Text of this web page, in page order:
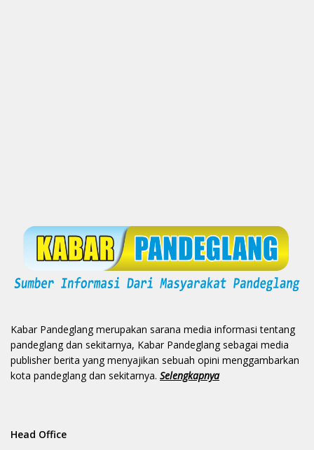
Kabar Pandeglang merupakan sarana media informasi tentang
pandeglang dan sekitarnya, Kabar Pandeglang sebagai media
publisher berita yang menyajikan sebuah opini menggambarkan
kota pandeglang dan sekitarnya. Selengkapnya
Head Office